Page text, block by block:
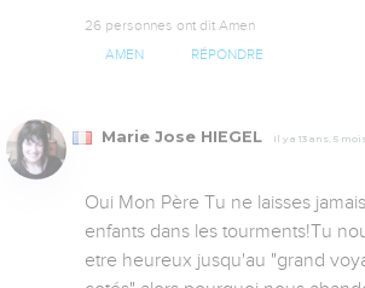
26 personnes ont dit Amen
AMEN RÉPONDRE
Marie Jose HIEGEL Il y a 13 ans, 5 mois
Oui Mon Père Tu ne laisses
enfants dans les tourments!Tu
etre heureux jusqu'au "grand